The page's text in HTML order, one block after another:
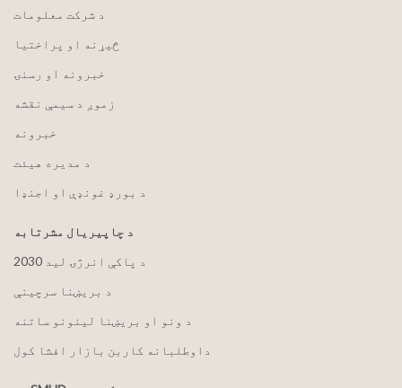
د شرکت معلومات
څیړنه او پراختیا
خبرونه او رسنۍ
زموږ د سیمې نقشه
خبرونه
د مدیره هیئت
د بورډ غونډې او اجنډا
د چاپیریال مشرتابه
2030 د پاکې انرژۍ لید
د بریښنا سرچینې
د ونو او بریښنا لینونو ساتنه
داوطلبانه کاربن بازار افشا کول